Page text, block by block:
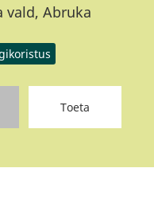
vald, Abruka
Toeta